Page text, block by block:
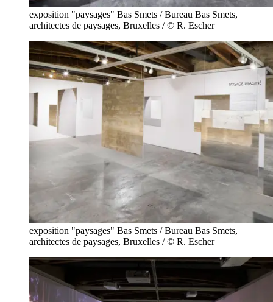
exposition "paysages" Bas Smets / Bureau Bas Smets,
architectes de paysages, Bruxelles / © R. Escher
exposition "paysages" Bas Smets / Bureau Bas Smets,
architectes de paysages, Bruxelles / © R. Escher